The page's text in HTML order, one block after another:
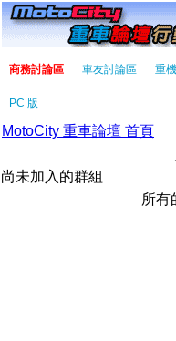
商務討論區 車友討論區 重
PC 版
MotoCity 重車論壇 首頁
尚未加入的群組
所有